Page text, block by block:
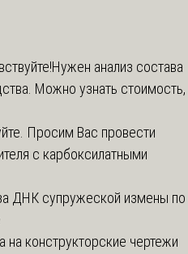
анализ состава
Можно узнать стоимость,
Просим Вас провести
с карбоксилатными
ДНК супружеской измены по
на конструкторские чертежи